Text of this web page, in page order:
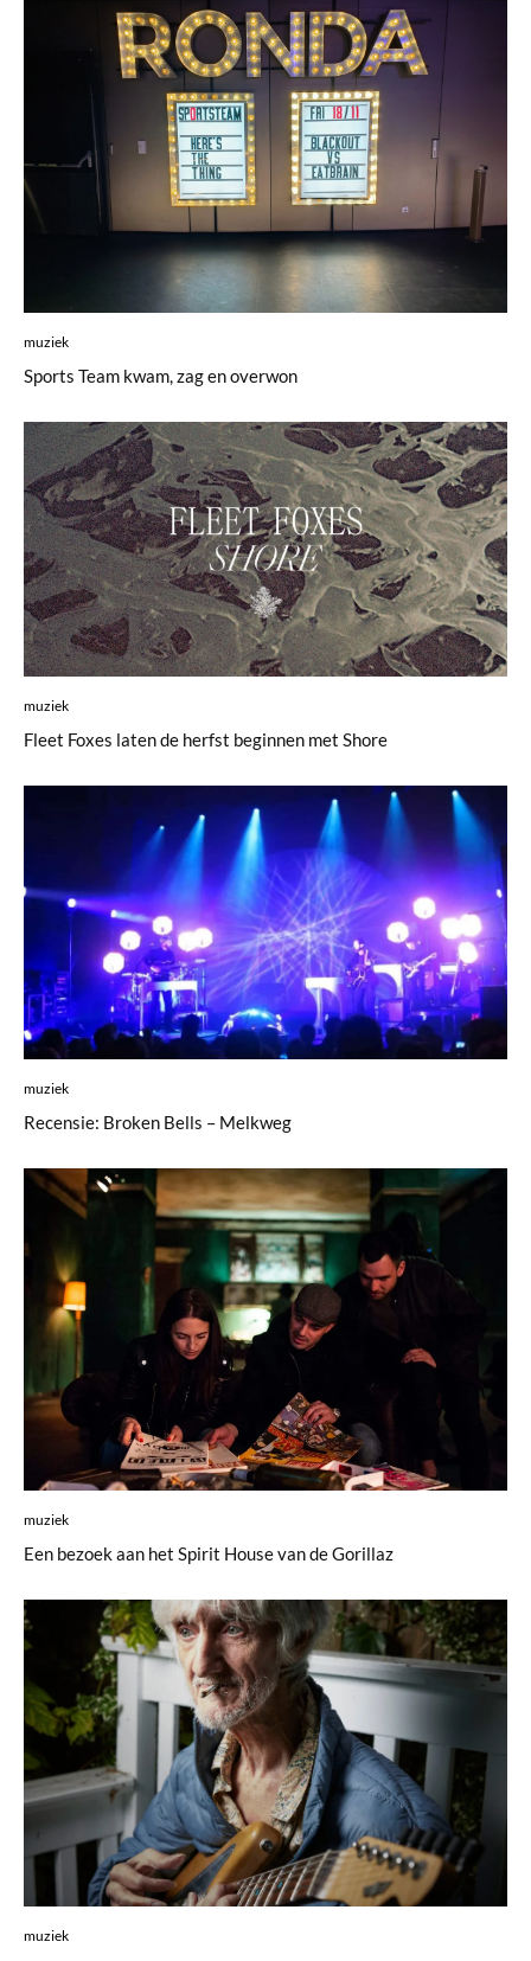
muziek
Sports Team kwam, zag en overwon
muziek
Fleet Foxes laten de herfst beginnen met Shore
muziek
Recensie: Broken Bells – Melkweg
muziek
Een bezoek aan het Spirit House van de Gorillaz
muziek